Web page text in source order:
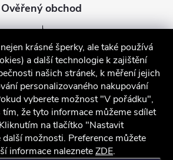
krásné šperky, ale také používá
a další technologie k zajištění
našich stránek, k měření jejich
personalizovaného nakupování
vyberete možnost "V pořádku",
že tyto informace můžeme sdílet
na tlačítko "Nastavit
možnosti. Preference můžete
informace nalezneteZDE.
Ověřený obchod